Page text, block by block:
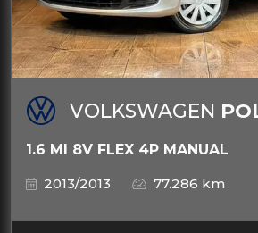
VOLKSWAGEN
1.6 MI 8V FLEX 4P MANUAL
2013/2013
77.286 km